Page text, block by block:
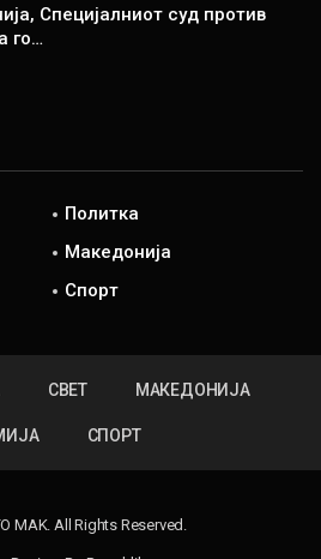
Специјалниот суд против
го…
Политка
Македонија
Спорт
СВЕТ МАКЕДОНИЈА
СПОРТ
MAK. All Rights Reserved.